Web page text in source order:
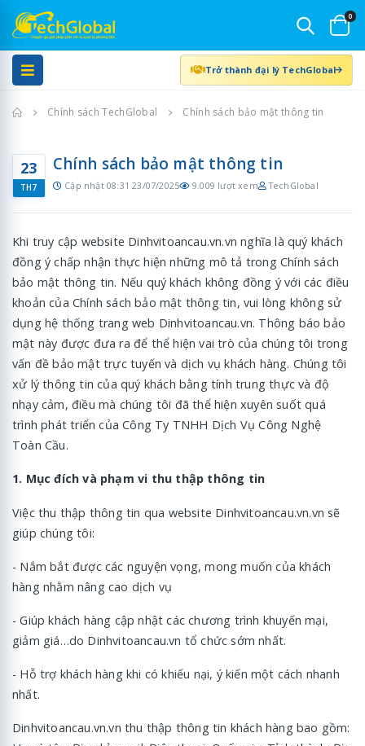
0
Trở thành đại lý TechGlobal
Trang chủChính sách TechGlobal Chính sách bảo mật thông tin
23
TH7
Chính sách bảo mật thông tin
Cập nhật 08:31 23/07/2025 9.009 lượt xem TechGlobal
Khi truy cập website Dinhvitoancau.vn.vn nghĩa là quý khách
đồng ý chấp nhận thực hiện những mô tả trong Chính sách
bảo mật thông tin. Nếu quý khách không đồng ý với các điều
khoản của Chính sách bảo mật thông tin, vui lòng không sử
dụng hệ thống trang web Dinhvitoancau.vn. Thông báo bảo
mật này được đưa ra để thể hiện vai trò của chúng tôi trong
vấn đề bảo mật trực tuyến và dịch vụ khách hàng. Chúng tôi
xử lý thông tin của quý khách bằng tính trung thực và độ
nhạy cảm, điều mà chúng tôi đã thể hiện xuyên suốt quá
trình phát triển của Công Ty TNHH Dịch Vụ Công Nghệ
Toàn Cầu.
1. Mục đích và phạm vi thu thập thông tin
Việc thu thập thông tin qua website Dinhvitoancau.vn.vn sẽ
giúp chúng tôi:
- Nắm bắt được các nguyện vọng, mong muốn của khách
hàng nhằm nâng cao dịch vụ
- Giúp khách hàng cập nhật các chương trình khuyến mại,
giảm giá…do Dinhvitoancau.vn tổ chức sớm nhất.
- Hỗ trợ khách hàng khi có khiếu nại, ý kiến một cách nhanh
nhất.
Dinhvitoancau.vn.vn thu thập thông tin khách hàng bao gồm: